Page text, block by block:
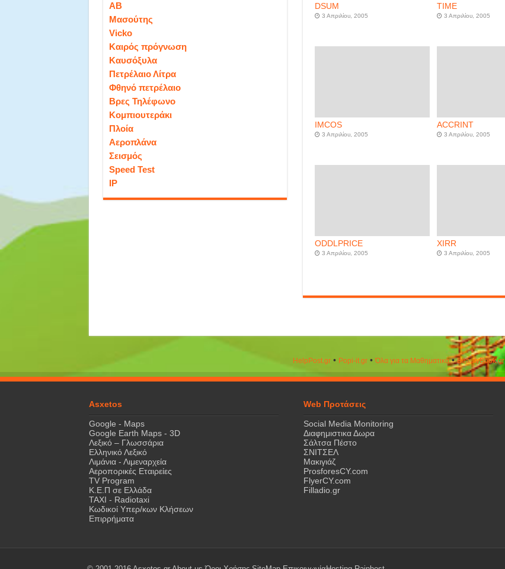
DSUM
3 Απριλίου, 2005
TIME
3 Απριλίου, 2005
IMCOS
3 Απριλίου, 2005
ACCRINT
3 Απριλίου, 2005
ODDLPRICE
3 Απριλίου, 2005
XIRR
3 Απριλίου, 2005
ΑΒ
Μασούτης
Vicko
Καιρός πρόγνωση
Καυσόξυλα
Πετρέλαιο Λίτρα
Φθηνό πετρέλαιο
Βρες Τηλέφωνο
Κομπιουτεράκι
Πλοία
Αεροπλάνα
Σεισμός
Speed Test
IP
HelpPost.gr• Popi-it.gr•Όλα για τα Μαθηματικά•ΒeautyΒook.gr
Asxetos
Google - Maps
Google Earth Maps - 3D
Λεξικό – Γλωσσάρια
Ελληνικό Λεξικό
Λιμάνια - Λιμεναρχεία
Αεροπορικές Εταιρείες
TV Program
Κ.Ε.Π σε Ελλάδα
ΤΑΧΙ - Radiotaxi
Κωδικοί Υπερ/κων Κλήσεων
Επιρρήματα
Web Προτάσεις
Social Media Monitoring
Διαφημιστικα Δωρα
Σάλτσα Πέστο
ΣΝΙΤΣΕΛ
Μακιγιάζ
ProsforesCY.com
FlyerCY.com
Filladio.gr